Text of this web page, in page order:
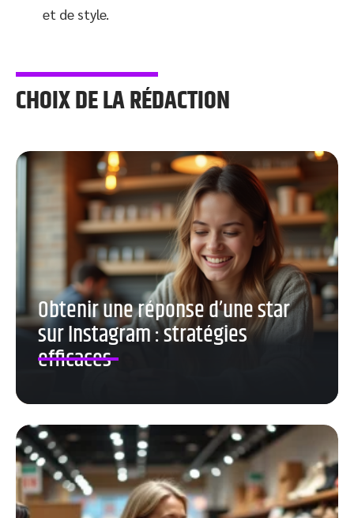
et de style.
CHOIX DE LA RÉDACTION
Obtenir une réponse d’une star
sur Instagram : stratégies
efficaces